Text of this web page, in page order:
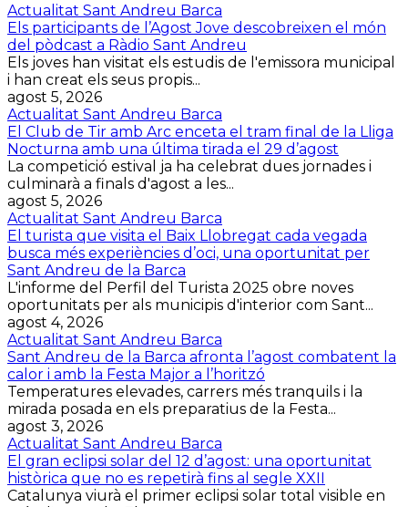
Actualitat Sant Andreu Barca
Els participants de l’Agost Jove descobreixen el món
del pòdcast a Ràdio Sant Andreu
Els joves han visitat els estudis de l'emissora municipal
i han creat els seus propis...
agost 5, 2026
Actualitat Sant Andreu Barca
El Club de Tir amb Arc enceta el tram final de la Lliga
Nocturna amb una última tirada el 29 d’agost
La competició estival ja ha celebrat dues jornades i
culminarà a finals d'agost a les...
agost 5, 2026
Actualitat Sant Andreu Barca
El turista que visita el Baix Llobregat cada vegada
busca més experiències d’oci, una oportunitat per
Sant Andreu de la Barca
L'informe del Perfil del Turista 2025 obre noves
oportunitats per als municipis d'interior com Sant...
agost 4, 2026
Actualitat Sant Andreu Barca
Sant Andreu de la Barca afronta l’agost combatent la
calor i amb la Festa Major a l’horitzó
Temperatures elevades, carrers més tranquils i la
mirada posada en els preparatius de la Festa...
agost 3, 2026
Actualitat Sant Andreu Barca
El gran eclipsi solar del 12 d’agost: una oportunitat
històrica que no es repetirà fins al segle XXII
Catalunya viurà el primer eclipsi solar total visible en